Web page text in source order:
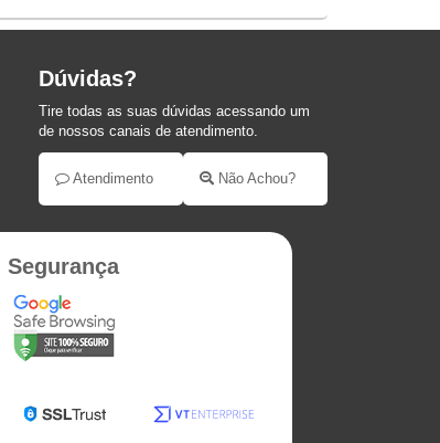
Dúvidas?
Tire todas as suas dúvidas acessando um
de nossos canais de atendimento.
Atendimento Não Achou?
Segurança